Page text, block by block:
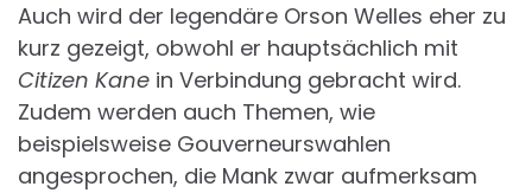
Auch wird der legendäre Orson Welles eher zu
kurz gezeigt, obwohl er hauptsächlich mit
Citizen Kane in Verbindung gebracht wird.
Zudem werden auch Themen, wie
beispielsweise Gouverneurswahlen
angesprochen, die Mank zwar aufmerksam